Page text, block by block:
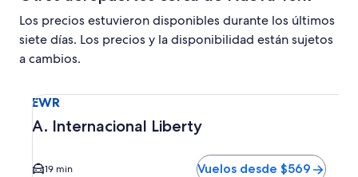
Los precios estuvieron disponibles durante los últimos
siete días. Los precios y la disponibilidad están sujetos
a cambios.
EWR
A. Internacional Liberty
19 min Vuelos desde $569